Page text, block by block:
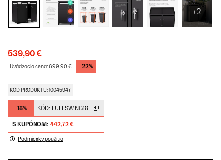
+2
539,90 €
Uvádzacia cena:699,90 € -22%
KÓD PRODUKTU: 10045947
-18% KÓD: FULLSWING18
S KUPÓNOM: 442,72 €
Podmienky použitia